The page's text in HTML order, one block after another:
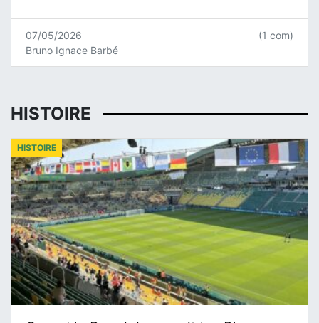
07/05/2026
Bruno Ignace Barbé
(1 com)
HISTOIRE
HISTOIRE